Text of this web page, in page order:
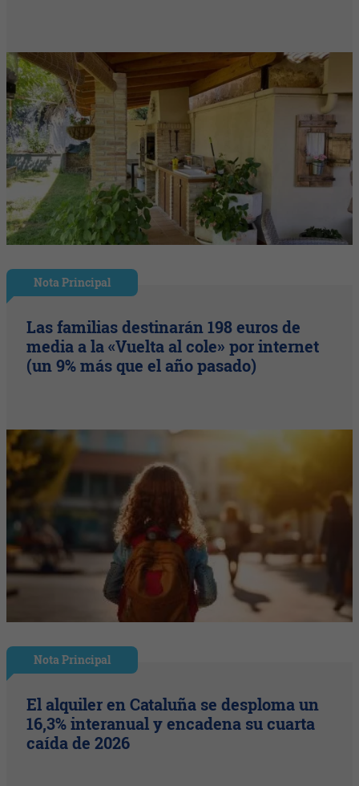
Nota Principal
Las familias destinarán 198 euros de
media a la «Vuelta al cole» por internet
(un 9% más que el año pasado)
Nota Principal
El alquiler en Cataluña se desploma un
16,3% interanual y encadena su cuarta
caída de 2026